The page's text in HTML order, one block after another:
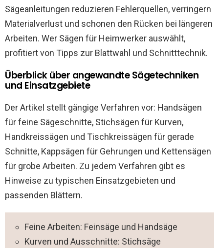
Sägeanleitungen reduzieren Fehlerquellen, verringern
Materialverlust und schonen den Rücken bei längeren
Arbeiten. Wer Sägen für Heimwerker auswählt,
profitiert von Tipps zur Blattwahl und Schnitttechnik.
Überblick über angewandte Sägetechniken
und Einsatzgebiete
Der Artikel stellt gängige Verfahren vor: Handsägen
für feine Sägeschnitte, Stichsägen für Kurven,
Handkreissägen und Tischkreissägen für gerade
Schnitte, Kappsägen für Gehrungen und Kettensägen
für grobe Arbeiten. Zu jedem Verfahren gibt es
Hinweise zu typischen Einsatzgebieten und
passenden Blättern.
Feine Arbeiten: Feinsäge und Handsäge
Kurven und Ausschnitte: Stichsäge